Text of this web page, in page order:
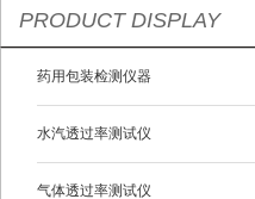
PRODUCT DISPLAY
药用包装检测仪器
水汽透过率测试仪
气体透过率测试仪